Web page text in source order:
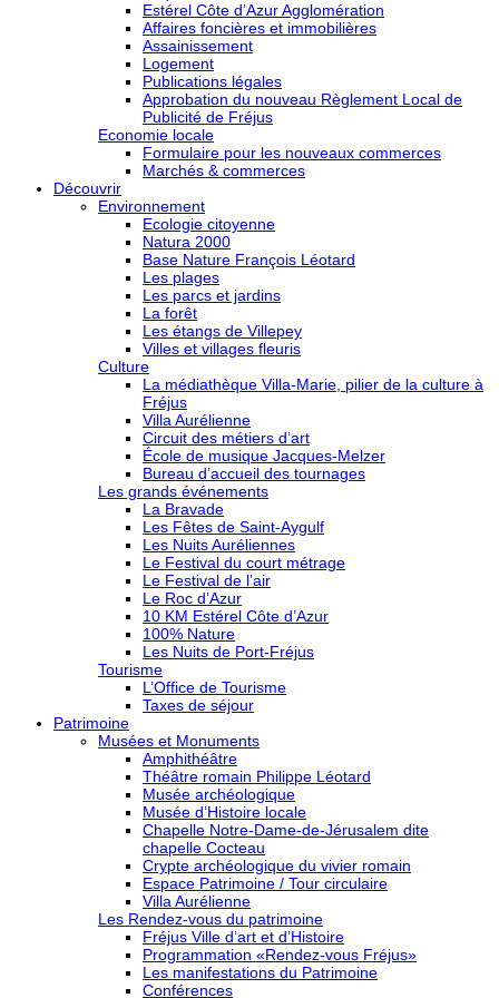
Estérel Côte d’Azur Agglomération
Affaires foncières et immobilières
Assainissement
Logement
Publications légales
Approbation du nouveau Règlement Local de
Publicité de Fréjus
Economie locale
Formulaire pour les nouveaux commerces
Marchés & commerces
Découvrir
Environnement
Ecologie citoyenne
Natura 2000
Base Nature François Léotard
Les plages
Les parcs et jardins
La forêt
Les étangs de Villepey
Villes et villages fleuris
Culture
La médiathèque Villa-Marie, pilier de la culture à
Fréjus
Villa Aurélienne
Circuit des métiers d’art
École de musique Jacques-Melzer
Bureau d’accueil des tournages
Les grands événements
La Bravade
Les Fêtes de Saint-Aygulf
Les Nuits Auréliennes
Le Festival du court métrage
Le Festival de l’air
Le Roc d’Azur
10 KM Estérel Côte d’Azur
100% Nature
Les Nuits de Port-Fréjus
Tourisme
L’Office de Tourisme
Taxes de séjour
Patrimoine
Musées et Monuments
Amphithéâtre
Théâtre romain Philippe Léotard
Musée archéologique
Musée d’Histoire locale
Chapelle Notre-Dame-de-Jérusalem dite
chapelle Cocteau
Crypte archéologique du vivier romain
Espace Patrimoine / Tour circulaire
Villa Aurélienne
Les Rendez-vous du patrimoine
Fréjus Ville d’art et d’Histoire
Programmation «Rendez-vous Fréjus»
Les manifestations du Patrimoine
Conférences